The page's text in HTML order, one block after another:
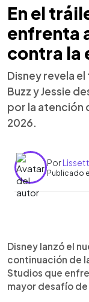
En el
enfrenta
contra la
Disney revela
Buzz y Jessie
por la atención
2026.
Por
Publicado
►
Disney
la esperada
a Woody,
pandilla. En
un desafío
Disney lanzó el
continuación de
Studios que
mayor desafío